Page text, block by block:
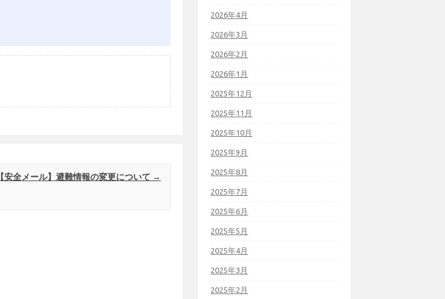
【安全メール】避難情報の変更について →
2026年4月
2026年3月
2026年2月
2026年1月
2025年12月
2025年11月
2025年10月
2025年9月
2025年8月
2025年7月
2025年6月
2025年5月
2025年4月
2025年3月
2025年2月